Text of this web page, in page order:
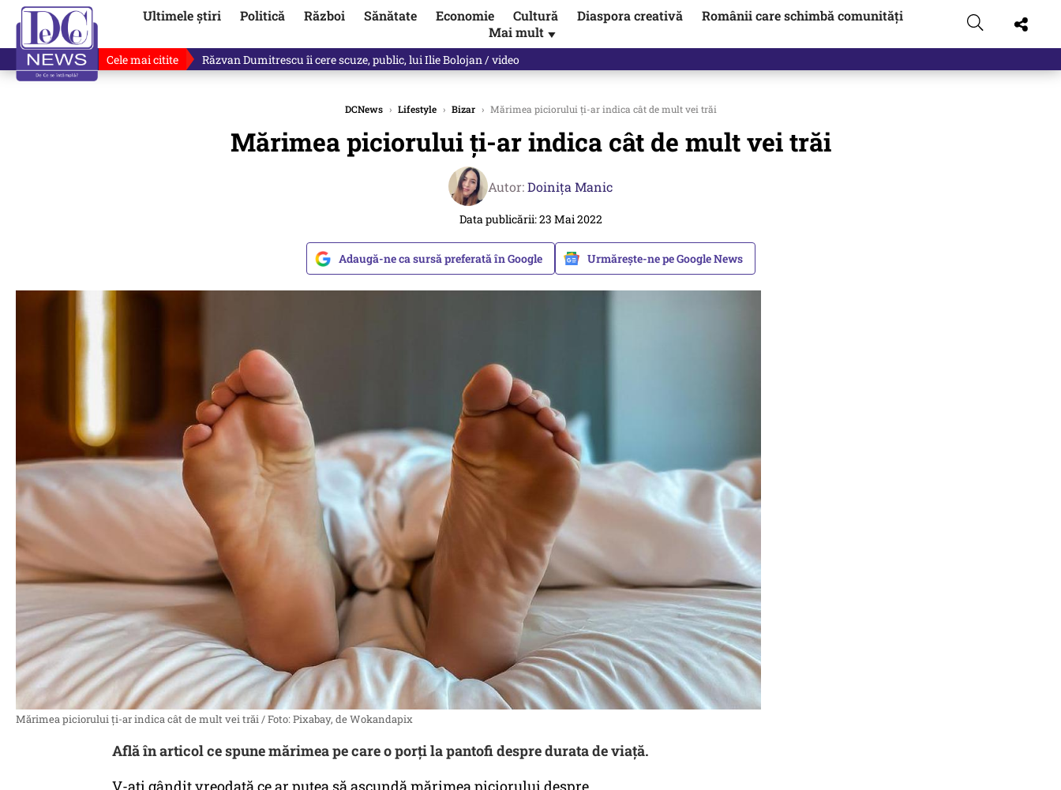
Ultimele știri Politică Război Sănătate Economie Cultură Diaspora creativă
Românii care schimbă comunități
Mai mult ▼
Cele mai citite Răzvan Dumitrescu îi cere scuze, public, lui Ilie Bolojan / video
DCNews › Lifestyle › Bizar › Mărimea piciorului ți-ar indica cât de mult vei trăi
Mărimea piciorului ți-ar indica cât de mult vei trăi
Autor:Doinița Manic
Data publicării: 23 Mai 2022
Adaugă-ne ca sursă preferată în Google Urmărește-ne pe Google News
Mărimea piciorului ți-ar indica cât de mult vei trăi / Foto: Pixabay, de Wokandapix
Află în articol ce spune mărimea pe care o porți la pantofi despre durata de viață.
V-ați gândit vreodată ce ar putea să ascundă mărimea piciorului despre